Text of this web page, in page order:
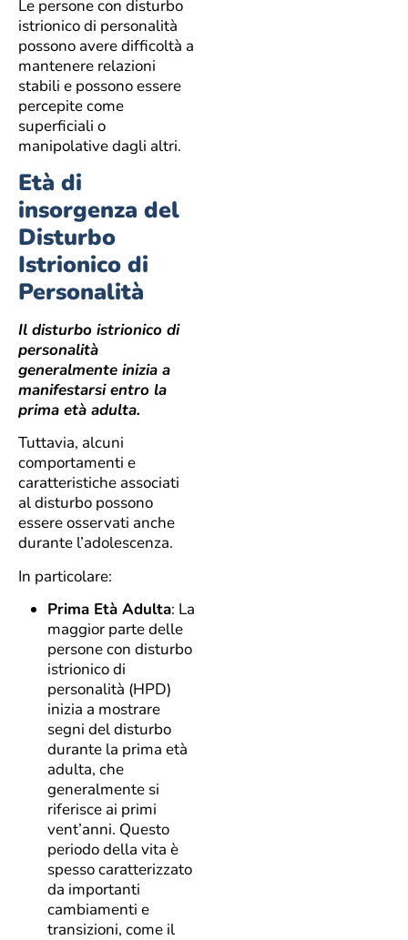
Le persone con disturbo
istrionico di personalità
possono avere difficoltà a
mantenere relazioni
stabili e possono essere
percepite come
superficiali o
manipolative dagli altri.
Età di
insorgenza del
Disturbo
Istrionico di
Personalità
Il disturbo istrionico di
personalità
generalmente inizia a
manifestarsi entro la
prima età adulta.
Tuttavia, alcuni
comportamenti e
caratteristiche associati
al disturbo possono
essere osservati anche
durante l’adolescenza.
In particolare:
Prima Età Adulta: La
maggior parte delle
persone con disturbo
istrionico di
personalità (HPD)
inizia a mostrare
segni del disturbo
durante la prima età
adulta, che
generalmente si
riferisce ai primi
vent’anni. Questo
periodo della vita è
spesso caratterizzato
da importanti
cambiamenti e
transizioni, come il